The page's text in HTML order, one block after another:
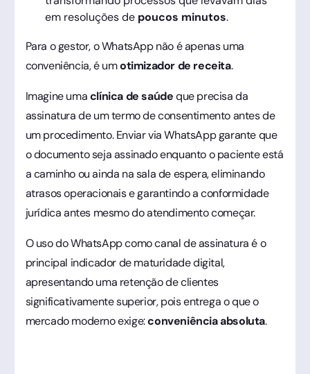
em resoluções de poucos minutos.
Para o gestor, o WhatsApp não é apenas uma
conveniência, é umotimizador de receita.
Imagine umaclínica de saúdeque precisa da
assinatura de um termo de consentimento antes de
um procedimento. Enviar via WhatsApp garante que
o documento seja assinado enquanto o paciente está
a caminho ou ainda na sala de espera, eliminando
atrasos operacionais e garantindo a conformidade
jurídica antes mesmo do atendimento começar.
O uso do WhatsApp como canal de assinatura é o
principal indicador de maturidade digital,
apresentando uma retenção de clientes
significativamente superior, pois entrega o que o
mercado moderno exige:conveniência absoluta.